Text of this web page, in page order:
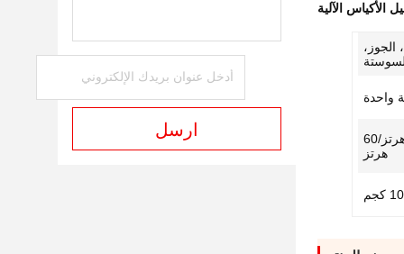
الأكياس الآلية
الجوز،
واحدة
تيار متردد 220 فولت ±10% 50 هرتز/60
هرتز
كجم
ارسل